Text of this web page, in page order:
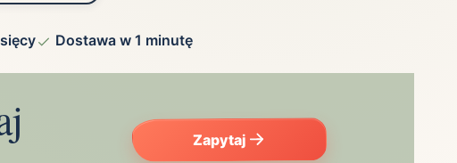
Dostawa w 1 minutę
Zapytaj